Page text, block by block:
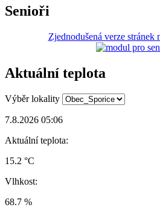
Senioři
Zjednodušená verze stránek
Aktuální teplota
Výběr lokality
7.8.2026 05:06
Aktuální teplota:
15.2 °C
Vlhkost:
68.7 %